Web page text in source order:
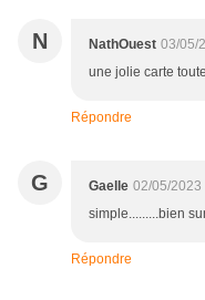
N NathOuest 03/05/
une jolie carte
Répondre
G Gaelle 02/05/2023
simple.........bien
Répondre